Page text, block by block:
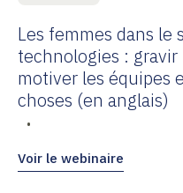
Les femmes dans le
technologies : gravir
motiver les équipes
choses (en anglais)
•
Voir le webinaire